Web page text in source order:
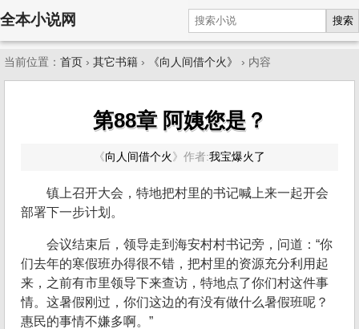
全本小说网 搜索
当前位置： 首页 › 其它书籍 › 《向人间借个火》 › 内容
第88章 阿姨您是？
《向人间借个火 》 作者:我宝爆火了
镇上召开大会，特地把村里的书记喊上来一起开会
部署下一步计划。
会议结束后，领导走到海安村村书记旁，问道：“你
们去年的寒假班办得很不错，把村里的资源充分利用起
来，之前有市里领导下来查访，特地点了你们村这件事
情。这暑假刚过，你们这边的有没有做什么暑假班呢？
惠民的事情不嫌多啊。”